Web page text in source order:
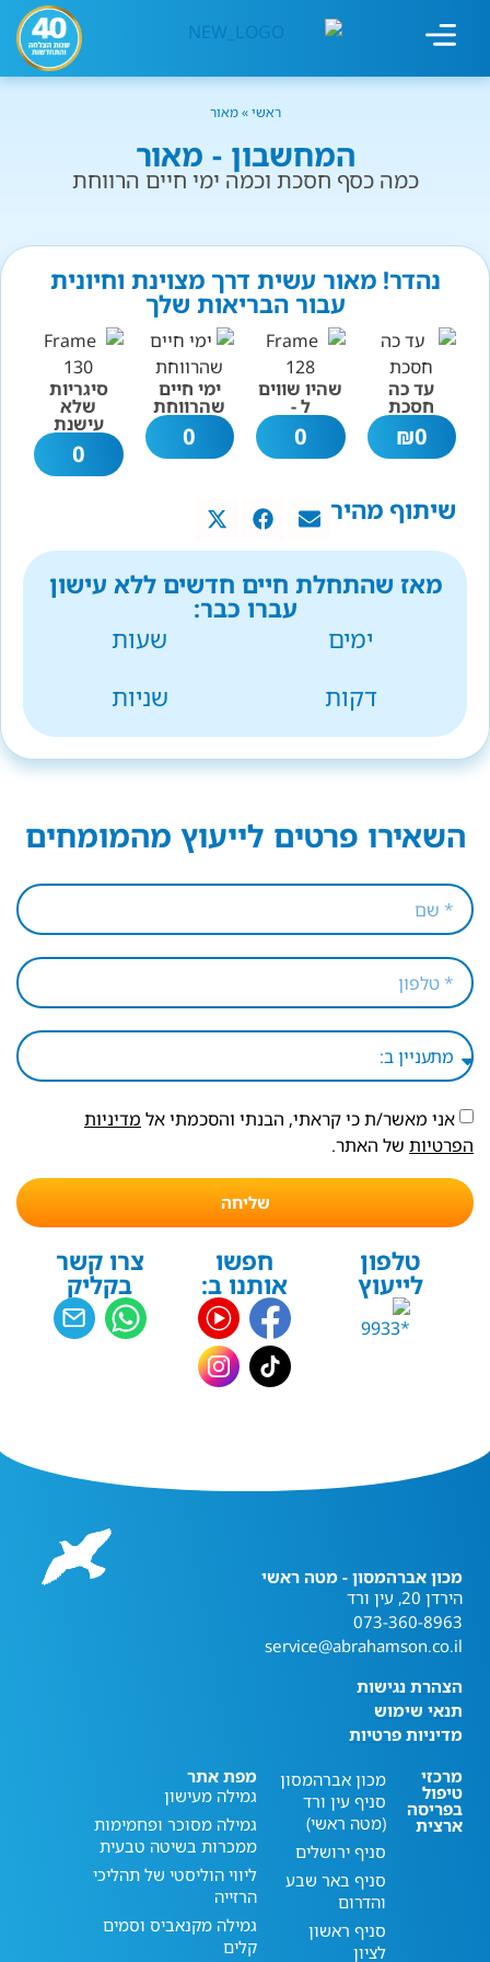
ראשי»מאור
המחשבון - מאור
כמה כסף חסכת וכמה ימי חיים הרווחת
נהדר! מאור עשית דרך מצוינת וחיונית
עבור הבריאות שלך
עד כה
חסכת
0
₪
שהיו שווים
ל -
0
ימי חיים
שהרווחת
0
סיגריות
שלא
עישנת
0
שיתוף מהיר
מאז שהתחלת חיים חדשים ללא עישון
עברו כבר:
ימים
שעות
דקות
שניות
השאירו פרטים לייעוץ מהמומחים
אני מאשר/ת כי קראתי, הבנתי והסכמתי אל מדיניות
הפרטיות של האתר.
שליחה
טלפון
לייעוץ
חפשו
אותנו ב:
צרו קשר
בקליק
מכון אברהמסון - מטה ראשי
הירדן 20, עין ורד
073-360-8963
service@abrahamson.co.il
הצהרת נגישות
תנאי שימוש
מדיניות פרטיות
מרכזי
טיפול
בפריסה
ארצית
מכון אברהמסון
סניף עין ורד
(מטה ראשי)
סניף ירושלים
סניף באר שבע
והדרום
סניף ראשון
לציון
מפת אתר
גמילה מעישון
גמילה מסוכר ופחמימות
ממכרות בשיטה טבעית
ליווי הוליסטי של תהליכי
הרזייה
גמילה מקנאביס וסמים
קלים